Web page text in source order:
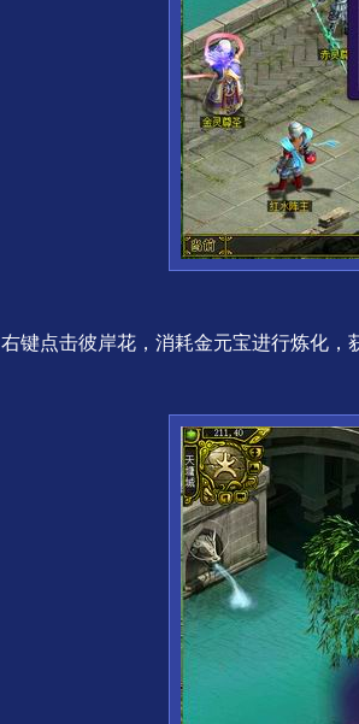
右键点击彼岸花，消耗金元宝进行炼化，